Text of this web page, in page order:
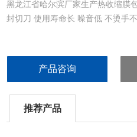
黑龙江省哈尔滨厂家生产热收缩膜
封切刀 使用寿命长 噪音低 不烫手不
产品咨询
推荐产品